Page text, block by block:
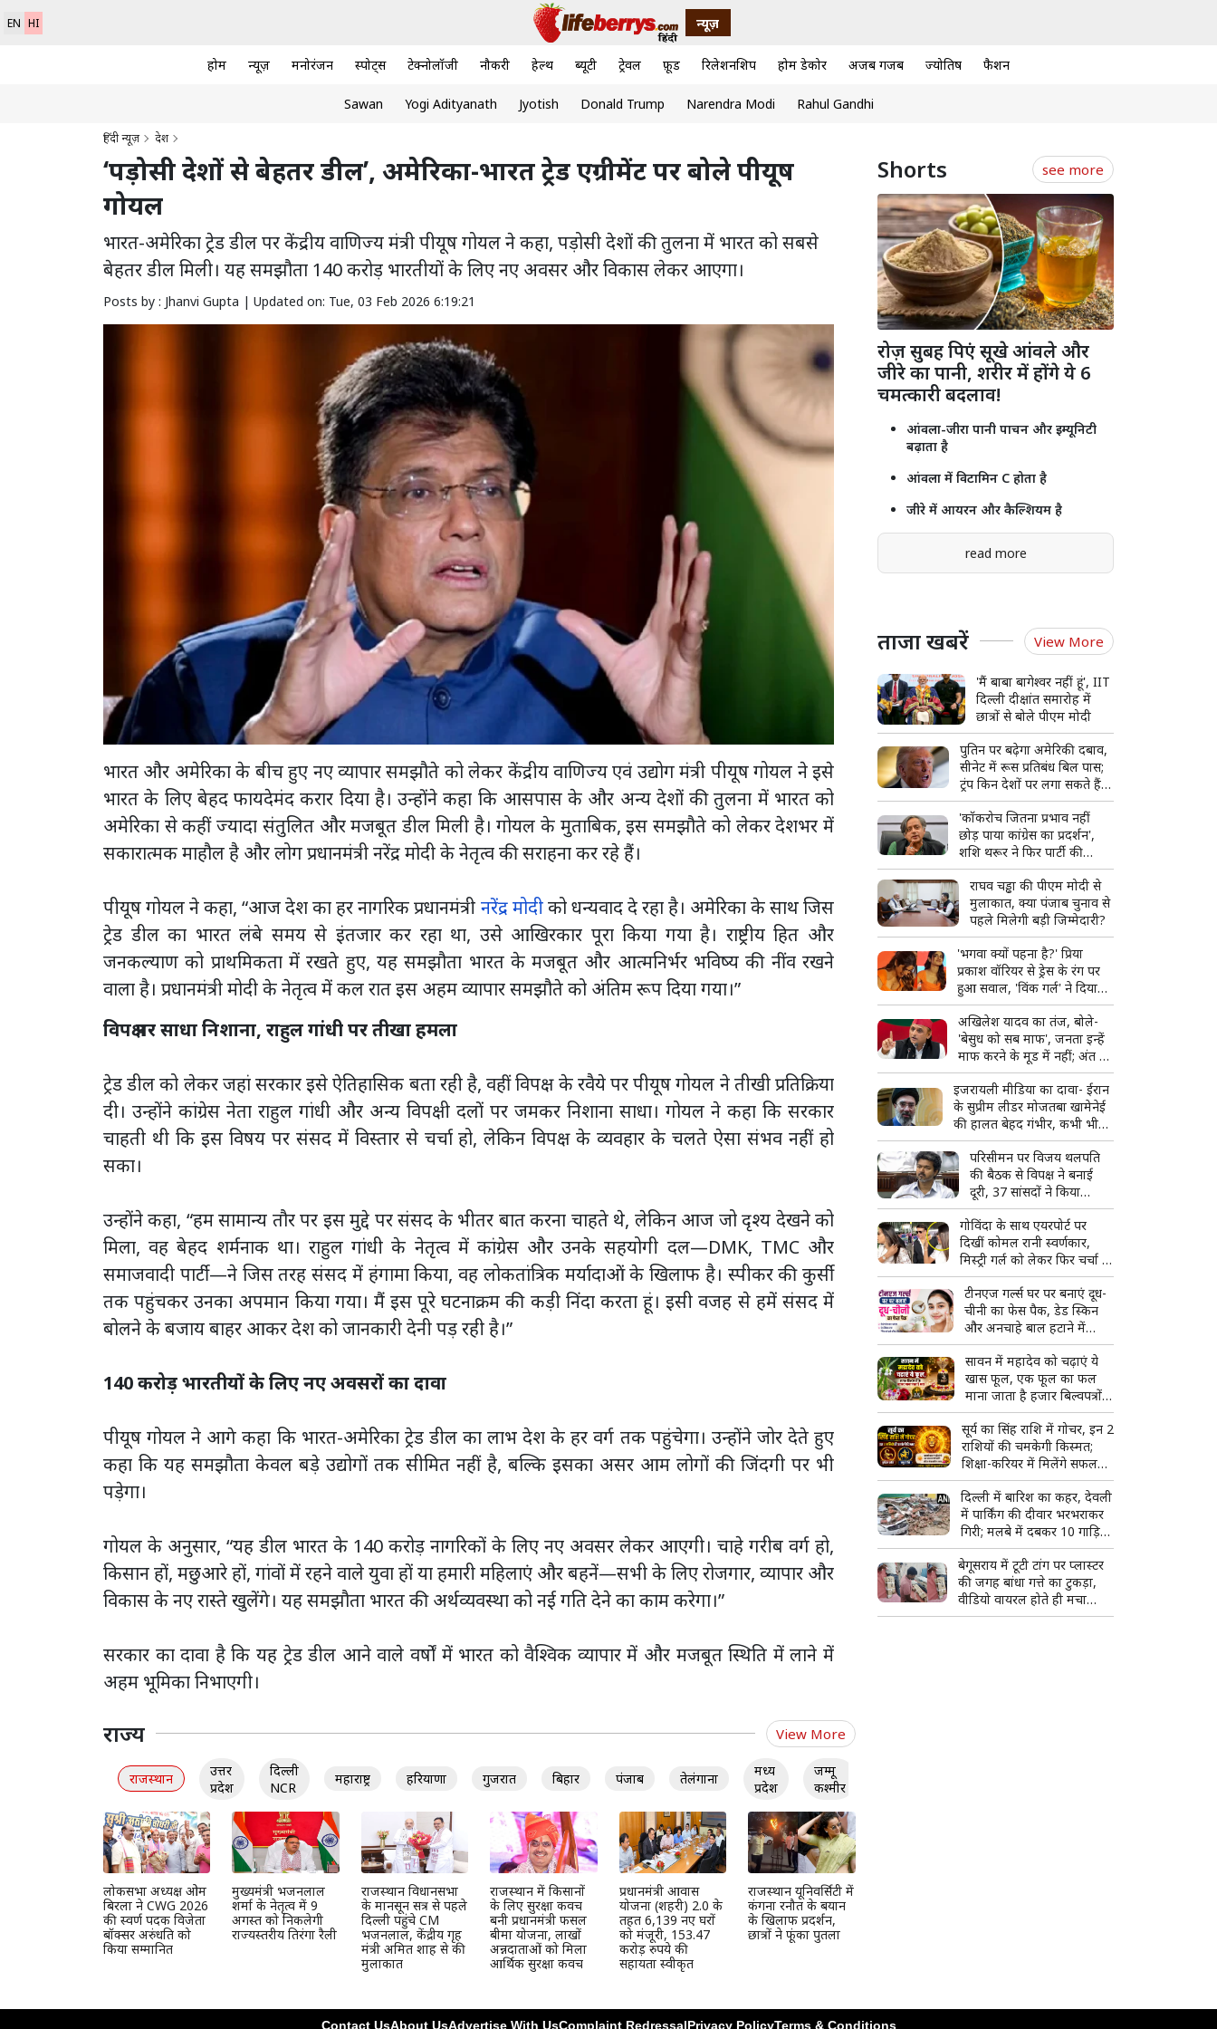
EN HI न्यूज़
होम न्यूज़ मनोरंजन स्पोर्ट्स टेक्नोलॉजी नौकरी हेल्थ ब्यूटी ट्रेवल फ़ूड रिलेशनशिप होम डेकोर अजब गजब ज्योतिष फैशन
Sawan Yogi Adityanath Jyotish Donald Trump Narendra Modi Rahul Gandhi
हिंदी न्यूज़ देश
‘पड़ोसी देशों से बेहतर डील’, अमेरिका-भारत ट्रेड एग्रीमेंट पर बोले पीयूष
गोयल
भारत-अमेरिका ट्रेड डील पर केंद्रीय वाणिज्य मंत्री पीयूष गोयल ने कहा, पड़ोसी देशों की तुलना में भारत को सबसे
बेहतर डील मिली। यह समझौता 140 करोड़ भारतीयों के लिए नए अवसर और विकास लेकर आएगा।
Posts by : Jhanvi Gupta | Updated on: Tue, 03 Feb 2026 6:19:21
भारत और अमेरिका के बीच हुए नए व्यापार समझौते को लेकर केंद्रीय वाणिज्य एवं उद्योग मंत्री पीयूष गोयल ने इसे
भारत के लिए बेहद फायदेमंद करार दिया है। उन्होंने कहा कि आसपास के और अन्य देशों की तुलना में भारत को
अमेरिका से कहीं ज्यादा संतुलित और मजबूत डील मिली है। गोयल के मुताबिक, इस समझौते को लेकर देशभर में
सकारात्मक माहौल है और लोग प्रधानमंत्री नरेंद्र मोदी के नेतृत्व की सराहना कर रहे हैं।
पीयूष गोयल ने कहा, “आज देश का हर नागरिक प्रधानमंत्री नरेंद्र मोदीको धन्यवाद दे रहा है। अमेरिका के साथ जिस
ट्रेड डील का भारत लंबे समय से इंतजार कर रहा था, उसे आखिरकार पूरा किया गया है। राष्ट्रीय हित और
जनकल्याण को प्राथमिकता में रखते हुए, यह समझौता भारत के मजबूत और आत्मनिर्भर भविष्य की नींव रखने
वाला है। प्रधानमंत्री मोदी के नेतृत्व में कल रात इस अहम व्यापार समझौते को अंतिम रूप दिया गया।”
विपक्ष पर साधा निशाना, राहुल गांधी पर तीखा हमला
ट्रेड डील को लेकर जहां सरकार इसे ऐतिहासिक बता रही है, वहीं विपक्ष के रवैये पर पीयूष गोयल ने तीखी प्रतिक्रिया
दी। उन्होंने कांग्रेस नेता राहुल गांधी और अन्य विपक्षी दलों पर जमकर निशाना साधा। गोयल ने कहा कि सरकार
चाहती थी कि इस विषय पर संसद में विस्तार से चर्चा हो, लेकिन विपक्ष के व्यवहार के चलते ऐसा संभव नहीं हो
सका।
उन्होंने कहा, “हम सामान्य तौर पर इस मुद्दे पर संसद के भीतर बात करना चाहते थे, लेकिन आज जो दृश्य देखने को
मिला, वह बेहद शर्मनाक था। राहुल गांधी के नेतृत्व में कांग्रेस और उनके सहयोगी दल—DMK, TMC और
समाजवादी पार्टी—ने जिस तरह संसद में हंगामा किया, वह लोकतांत्रिक मर्यादाओं के खिलाफ है। स्पीकर की कुर्सी
तक पहुंचकर उनका अपमान किया गया। मैं इस पूरे घटनाक्रम की कड़ी निंदा करता हूं। इसी वजह से हमें संसद में
बोलने के बजाय बाहर आकर देश को जानकारी देनी पड़ रही है।”
140 करोड़ भारतीयों के लिए नए अवसरों का दावा
पीयूष गोयल ने आगे कहा कि भारत-अमेरिका ट्रेड डील का लाभ देश के हर वर्ग तक पहुंचेगा। उन्होंने जोर देते हुए
कहा कि यह समझौता केवल बड़े उद्योगों तक सीमित नहीं है, बल्कि इसका असर आम लोगों की जिंदगी पर भी
पड़ेगा।
गोयल के अनुसार, “यह डील भारत के 140 करोड़ नागरिकों के लिए नए अवसर लेकर आएगी। चाहे गरीब वर्ग हो,
किसान हों, मछुआरे हों, गांवों में रहने वाले युवा हों या हमारी महिलाएं और बहनें—सभी के लिए रोजगार, व्यापार और
विकास के नए रास्ते खुलेंगे। यह समझौता भारत की अर्थव्यवस्था को नई गति देने का काम करेगा।”
सरकार का दावा है कि यह ट्रेड डील आने वाले वर्षों में भारत को वैश्विक व्यापार में और मजबूत स्थिति में लाने में
अहम भूमिका निभाएगी।
राज्य View More
राजस्थान
उत्तर
प्रदेश
दिल्ली
NCR
महाराष्ट्र हरियाणा गुजरात बिहार पंजाब तेलंगाना
मध्य
प्रदेश
जम्मू
कश्मीर
लोकसभा अध्यक्ष ओम
बिरला ने CWG 2026
की स्वर्ण पदक विजेता
बॉक्सर अरुंधति को
किया सम्मानित
मुख्यमंत्री भजनलाल
शर्मा के नेतृत्व में 9
अगस्त को निकलेगी
राज्यस्तरीय तिरंगा रैली
राजस्थान विधानसभा
के मानसून सत्र से पहले
दिल्ली पहुंचे CM
भजनलाल, केंद्रीय गृह
मंत्री अमित शाह से की
मुलाकात
राजस्थान में किसानों
के लिए सुरक्षा कवच
बनी प्रधानमंत्री फसल
बीमा योजना, लाखों
अन्नदाताओं को मिला
आर्थिक सुरक्षा कवच
प्रधानमंत्री आवास
योजना (शहरी) 2.0 के
तहत 6,139 नए घरों
को मंजूरी, 153.47
करोड़ रुपये की
सहायता स्वीकृत
राजस्थान यूनिवर्सिटी में
कंगना रनौत के बयान
के खिलाफ प्रदर्शन,
छात्रों ने फूंका पुतला
Shorts see more
रोज़ सुबह पिएं सूखे आंवले और
जीरे का पानी, शरीर में होंगे ये 6
चमत्कारी बदलाव!
आंवला-जीरा पानी पाचन और इम्यूनिटी
बढ़ाता है
आंवला में विटामिन C होता है
जीरे में आयरन और कैल्शियम है
read more
ताजा खबरें View More
'मैं बाबा बागेश्वर नहीं हूं', IIT
दिल्ली दीक्षांत समारोह में
छात्रों से बोले पीएम मोदी
पुतिन पर बढ़ेगा अमेरिकी दबाव,
सीनेट में रूस प्रतिबंध बिल पास;
ट्रंप किन देशों पर लगा सकते हैं
100% टैरिफ?
'कॉकरोच जितना प्रभाव नहीं
छोड़ पाया कांग्रेस का प्रदर्शन',
शशि थरूर ने फिर पार्टी की
रणनीति पर उठाए सवाल
राघव चड्ढा की पीएम मोदी से
मुलाकात, क्या पंजाब चुनाव से
पहले मिलेगी बड़ी जिम्मेदारी?
'भगवा क्यों पहना है?' प्रिया
प्रकाश वॉरियर से ड्रेस के रंग पर
हुआ सवाल, 'विंक गर्ल' ने दिया
शांत लेकिन करारा जवाब
अखिलेश यादव का तंज, बोले-
'बेसुध को सब माफ', जनता इन्हें
माफ करने के मूड में नहीं; अंत में
लिखा- 'अलविदा!'
इजरायली मीडिया का दावा- ईरान
के सुप्रीम लीडर मोजतबा खामेनेई
की हालत बेहद गंभीर, कभी भी
आ सकती है मौत की खबर
परिसीमन पर विजय थलपति
की बैठक से विपक्ष ने बनाई
दूरी, 37 सांसदों ने किया
बहिष्कार
गोविंदा के साथ एयरपोर्ट पर
दिखीं कोमल रानी स्वर्णकार,
मिस्ट्री गर्ल को लेकर फिर चर्चा में
आया एक्टर का नाम
टीनएज गर्ल्स घर पर बनाएं दूध-
चीनी का फेस पैक, डेड स्किन
और अनचाहे बाल हटाने में
मिलेगी मदद
सावन में महादेव को चढ़ाएं ये
खास फूल, एक फूल का फल
माना जाता है हजार बिल्वपत्रों
के बराबर
सूर्य का सिंह राशि में गोचर, इन 2
राशियों की चमकेगी किस्मत;
शिक्षा-करियर में मिलेंगे सफलता
के नए मौके
दिल्ली में बारिश का कहर, देवली
में पार्किंग की दीवार भरभराकर
गिरी; मलबे में दबकर 10 गाड़ियां
क्षतिग्रस्त
बेगूसराय में टूटी टांग पर प्लास्टर
की जगह बांधा गत्ते का टुकड़ा,
वीडियो वायरल होते ही मचा
हड़कंप; जांच के आदेश
Contact UsAbout UsAdvertise With UsComplaint RedressalPrivacy PolicyTerms & Conditions